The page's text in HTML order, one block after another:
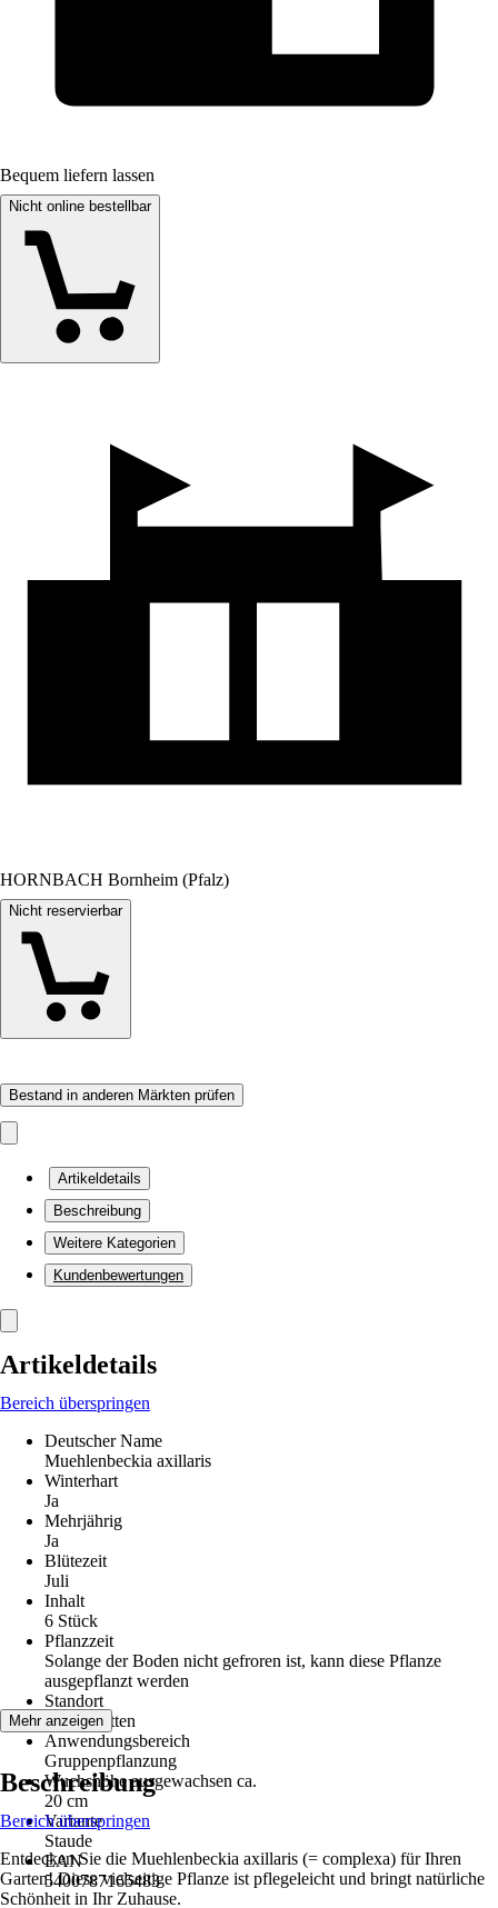
Bequem liefern lassen
Nicht online bestellbar
HORNBACH Bornheim (Pfalz)
Nicht reservierbar
Bestand in anderen Märkten prüfen
Artikeldetails
Beschreibung
Weitere Kategorien
Kundenbewertungen
Artikeldetails
Bereich überspringen
Deutscher Name
Muehlenbeckia axillaris
Winterhart
Ja
Mehrjährig
Ja
Blütezeit
Juli
Inhalt
6 Stück
Pflanzzeit
Solange der Boden nicht gefroren ist, kann diese Pflanze
ausgepflanzt werden
Standort
Halbschatten
Anwendungsbereich
Gruppenpflanzung
Wuchshöhe ausgewachsen ca.
20 cm
Variante
Staude
EAN
5400787165483
Mehr anzeigen
Beschreibung
Bereich überspringen
Entdecken Sie die Muehlenbeckia axillaris (= complexa) für Ihren
Garten! Diese vielseitige Pflanze ist pflegeleicht und bringt natürliche
Schönheit in Ihr Zuhause.